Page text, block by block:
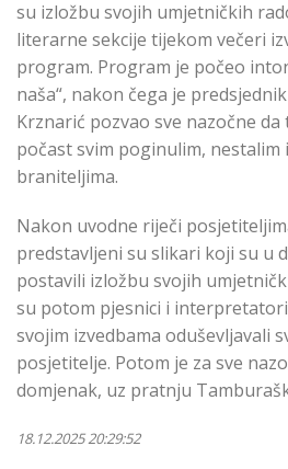
su izložbu svojih umjetničkih
literarne sekcije tijekom večeri
program. Program je počeo
naša“, nakon čega je
Krznarić pozvao sve nazočne
počast svim poginulim,
braniteljima.
Nakon uvodne riječi
predstavljeni su slikari koji su u
postavili izložbu svojih
su potom pjesnici i
svojim izvedbama oduševljavali
posjetitelje. Potom je za sve
domjenak, uz pratnju
18.12.2025 20:29:52